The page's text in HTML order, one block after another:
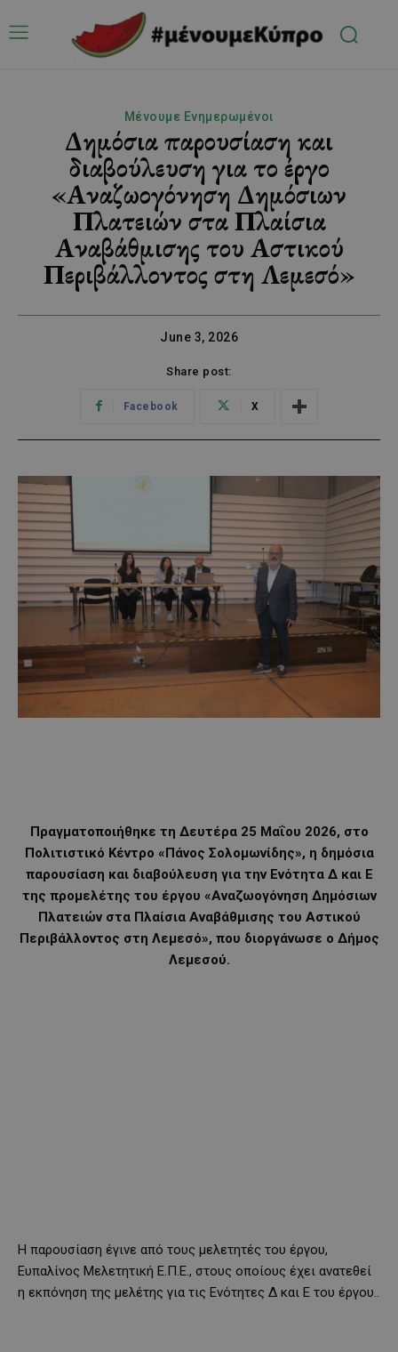
Μένουμε Ενημερωμένοι
Δημόσια παρουσίαση και
διαβούλευση για το έργο
«Αναζωογόνηση Δημόσιων
Πλατειών στα Πλαίσια
Αναβάθμισης του Αστικού
Περιβάλλοντος στη Λεμεσό»
June 3, 2026
Share post:
Facebook X
Πραγματοποιήθηκε τη Δευτέρα 25 Μαΐου 2026, στο
Πολιτιστικό Κέντρο «Πάνος Σολομωνίδης», η δημόσια
παρουσίαση και διαβούλευση για την Ενότητα Δ και Ε
της προμελέτης του έργου «Αναζωογόνηση Δημόσιων
Πλατειών στα Πλαίσια Αναβάθμισης του Αστικού
Περιβάλλοντος στη Λεμεσό», που διοργάνωσε ο Δήμος
Λεμεσού.
Η παρουσίαση έγινε από τους μελετητές του έργου,
Ευπαλίνος Μελετητική Ε.Π.Ε., στους οποίους έχει ανατεθεί
η εκπόνηση της μελέτης για τις Ενότητες Δ και Ε του έργου..